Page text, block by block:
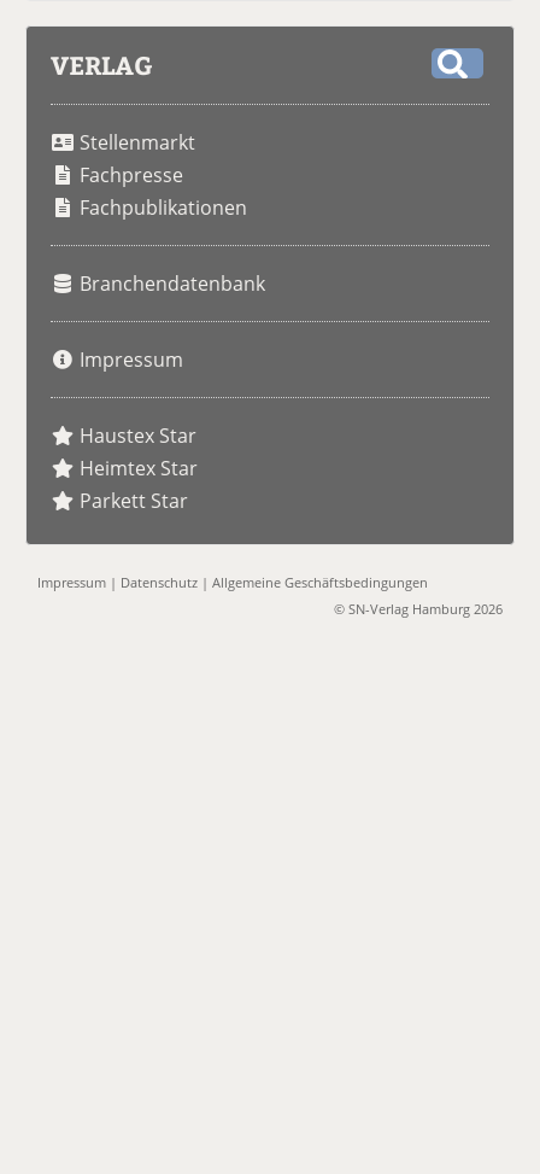
VERLAG
Stellenmarkt
Fachpresse
Fachpublikationen
Branchendatenbank
Impressum
Haustex Star
Heimtex Star
Parkett Star
Impressum | Datenschutz |Allgemeine Geschäftsbedingungen
© SN-Verlag Hamburg 2026